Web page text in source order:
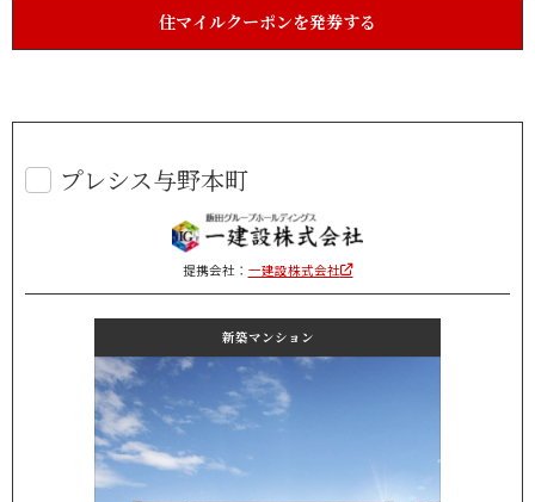
住マイルクーポンを発券する
プレシス与野本町
提携会社： 一建設株式会社
新築マンション